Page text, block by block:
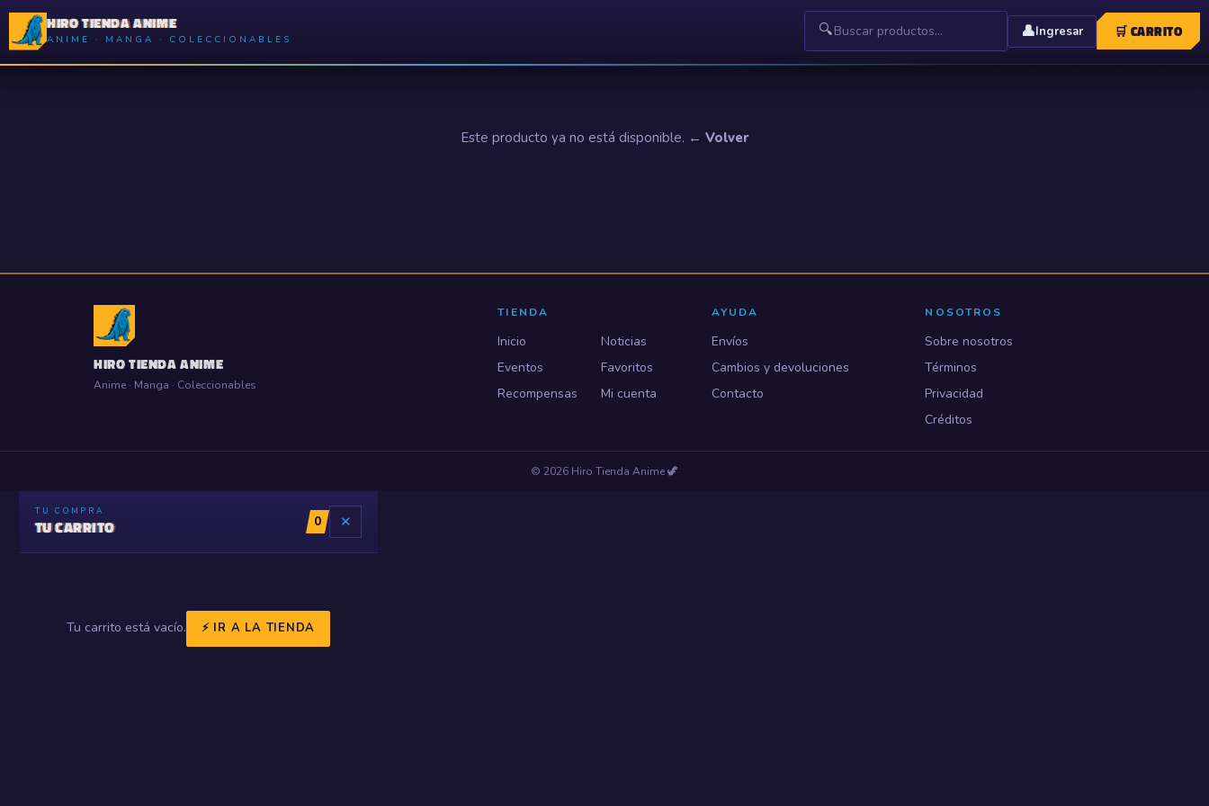
HIRO TIENDA ANIME
ANIME · MANGA · COLECCIONABLES 🔍 👤Ingresar 🛒CARRITO
Este producto ya no está disponible. ← Volver
HIRO TIENDA ANIME
Anime · Manga · Coleccionables
TIENDA
Inicio
Noticias
Eventos
Favoritos
Recompensas
Mi cuenta
AYUDA
Envíos
Cambios y devoluciones
Contacto
NOSOTROS
Sobre nosotros
Términos
Privacidad
Créditos
© 2026 Hiro Tienda Anime🦖
TU COMPRA
TU CARRITO 0 ✕
Tu carrito está vacío. ⚡ IR A LA TIENDA